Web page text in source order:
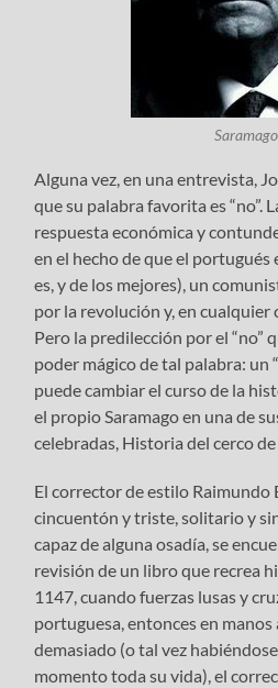
Saramago
Alguna vez, en una entrevista,
que su palabra favorita es “no”.
respuesta económica y
en el hecho de que el portugués
es, y de los mejores), un
por la revolución y, en cualquier
Pero la predilección por el “no”
poder mágico de tal palabra: un
puede cambiar el curso de la
el propio Saramago en una de
celebradas, Historia del cerco
El corrector de estilo Raimundo
cincuentón y triste, solitario y
capaz de alguna osadía, se
revisión de un libro que recrea
1147, cuando fuerzas lusas y
portuguesa, entonces en manos
demasiado (o tal vez
momento toda su vida), el